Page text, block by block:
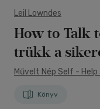
Leil Lowndes
How to Talk
trükk a
Művelt Nép Self -
Könyv